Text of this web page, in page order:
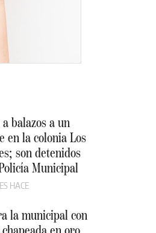
balazos a un
en la colonia Los
son detenidos
Municipal
HACE
la municipal con